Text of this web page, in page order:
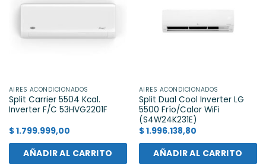
AIRES ACONDICIONADOS
Split Carrier 5504 Kcal.
Inverter F/C 53HVG2201F
$1.799.999,00
AÑADIR AL CARRITO
AIRES ACONDICIONADOS
Split Dual Cool Inverter LG
5500 Frío/Calor WiFi
(S4W24K231E)
$1.996.138,80
AÑADIR AL CARRITO